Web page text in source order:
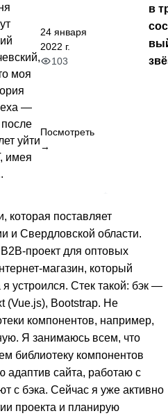
моя
—
после
уйти
имея
24 января
2022 г.
103
Посмотреть
→
в
которая поставляет
и Свердловской области.
проект для оптовых
магазин, который
я устроился. Стек такой: бэк —
(Vue.js), Bootstrap. Не
компонентов, например,
Я занимаюсь всем, что
библиотеку компонентов
адаптив сайта, работаю с
с бэка. Сейчас я уже активно
проекта и планирую